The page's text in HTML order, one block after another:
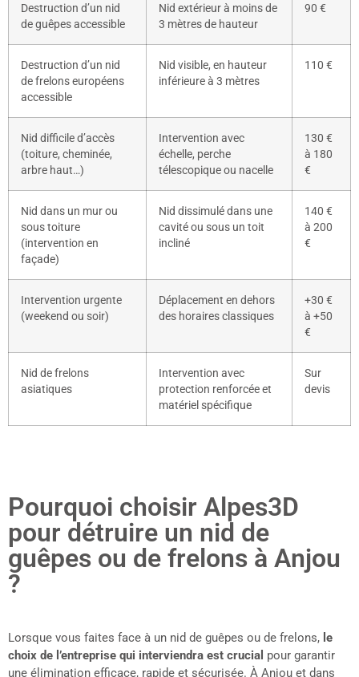
Destruction d’un nid
de guêpes accessible
Nid extérieur à moins de
3 mètres de hauteur
90 €
Destruction d’un nid
de frelons européens
accessible
Nid visible, en hauteur
inférieure à 3 mètres
110 €
Nid difficile d’accès
(toiture, cheminée,
arbre haut…)
Intervention avec
échelle, perche
télescopique ou nacelle
130 €
à 180
€
Nid dans un mur ou
sous toiture
(intervention en
façade)
Nid dissimulé dans une
cavité ou sous un toit
incliné
140 €
à 200
€
Intervention urgente
(weekend ou soir)
Déplacement en dehors
des horaires classiques
+30 €
à +50
€
Nid de frelons
asiatiques
Intervention avec
protection renforcée et
matériel spécifique
Sur
devis
Pourquoi choisir Alpes3D
pour détruire un nid de
guêpes ou de frelons à Anjou
?
Lorsque vous faites face à un nid de guêpes ou de frelons, le
choix de l’entreprise qui interviendra est crucial pour garantir
une élimination efficace, rapide et sécurisée. À Anjou et dans